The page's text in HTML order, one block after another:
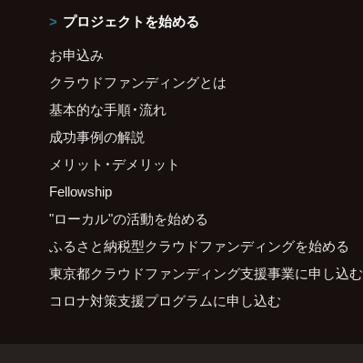
プロジェクトを始める
お申込み
クラウドファンディングとは
基本的な手順・流れ
成功事例の解説
メリット・デメリット
Fellowship
"ローカル"の活動を始める
ふるさと納税型クラウドファンディングを始める
東京都クラウドファンディング支援事業に申し込む
コロナ対策支援プログラムに申し込む